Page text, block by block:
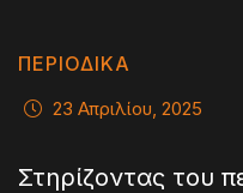
ΠΕΡΙΟΔΙΚΑ
23 Απριλίου, 2025
Στηρίζοντας του